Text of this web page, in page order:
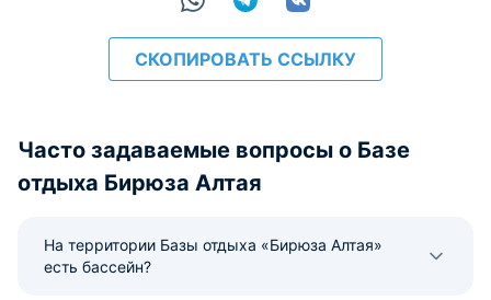
СКОПИРОВАТЬ ССЫЛКУ
Часто задаваемые вопросы о Базе
отдыха Бирюза Алтая
На территории Базы отдыха «Бирюза Алтая»
есть бассейн?